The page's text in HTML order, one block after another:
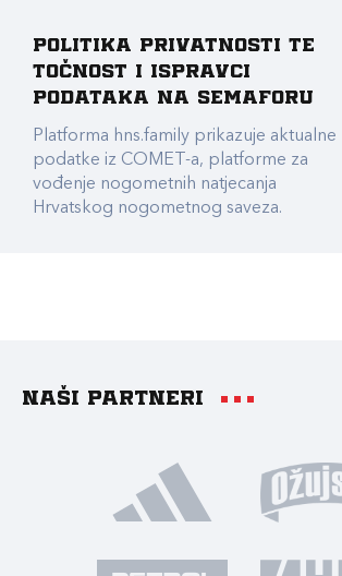
Politika privatnosti te
točnost i ispravci
podataka na Semaforu
Platforma hns.family prikazuje aktualne
podatke iz COMET-a, platforme za
vođenje nogometnih natjecanja
Hrvatskog nogometnog saveza.
Naši partneri